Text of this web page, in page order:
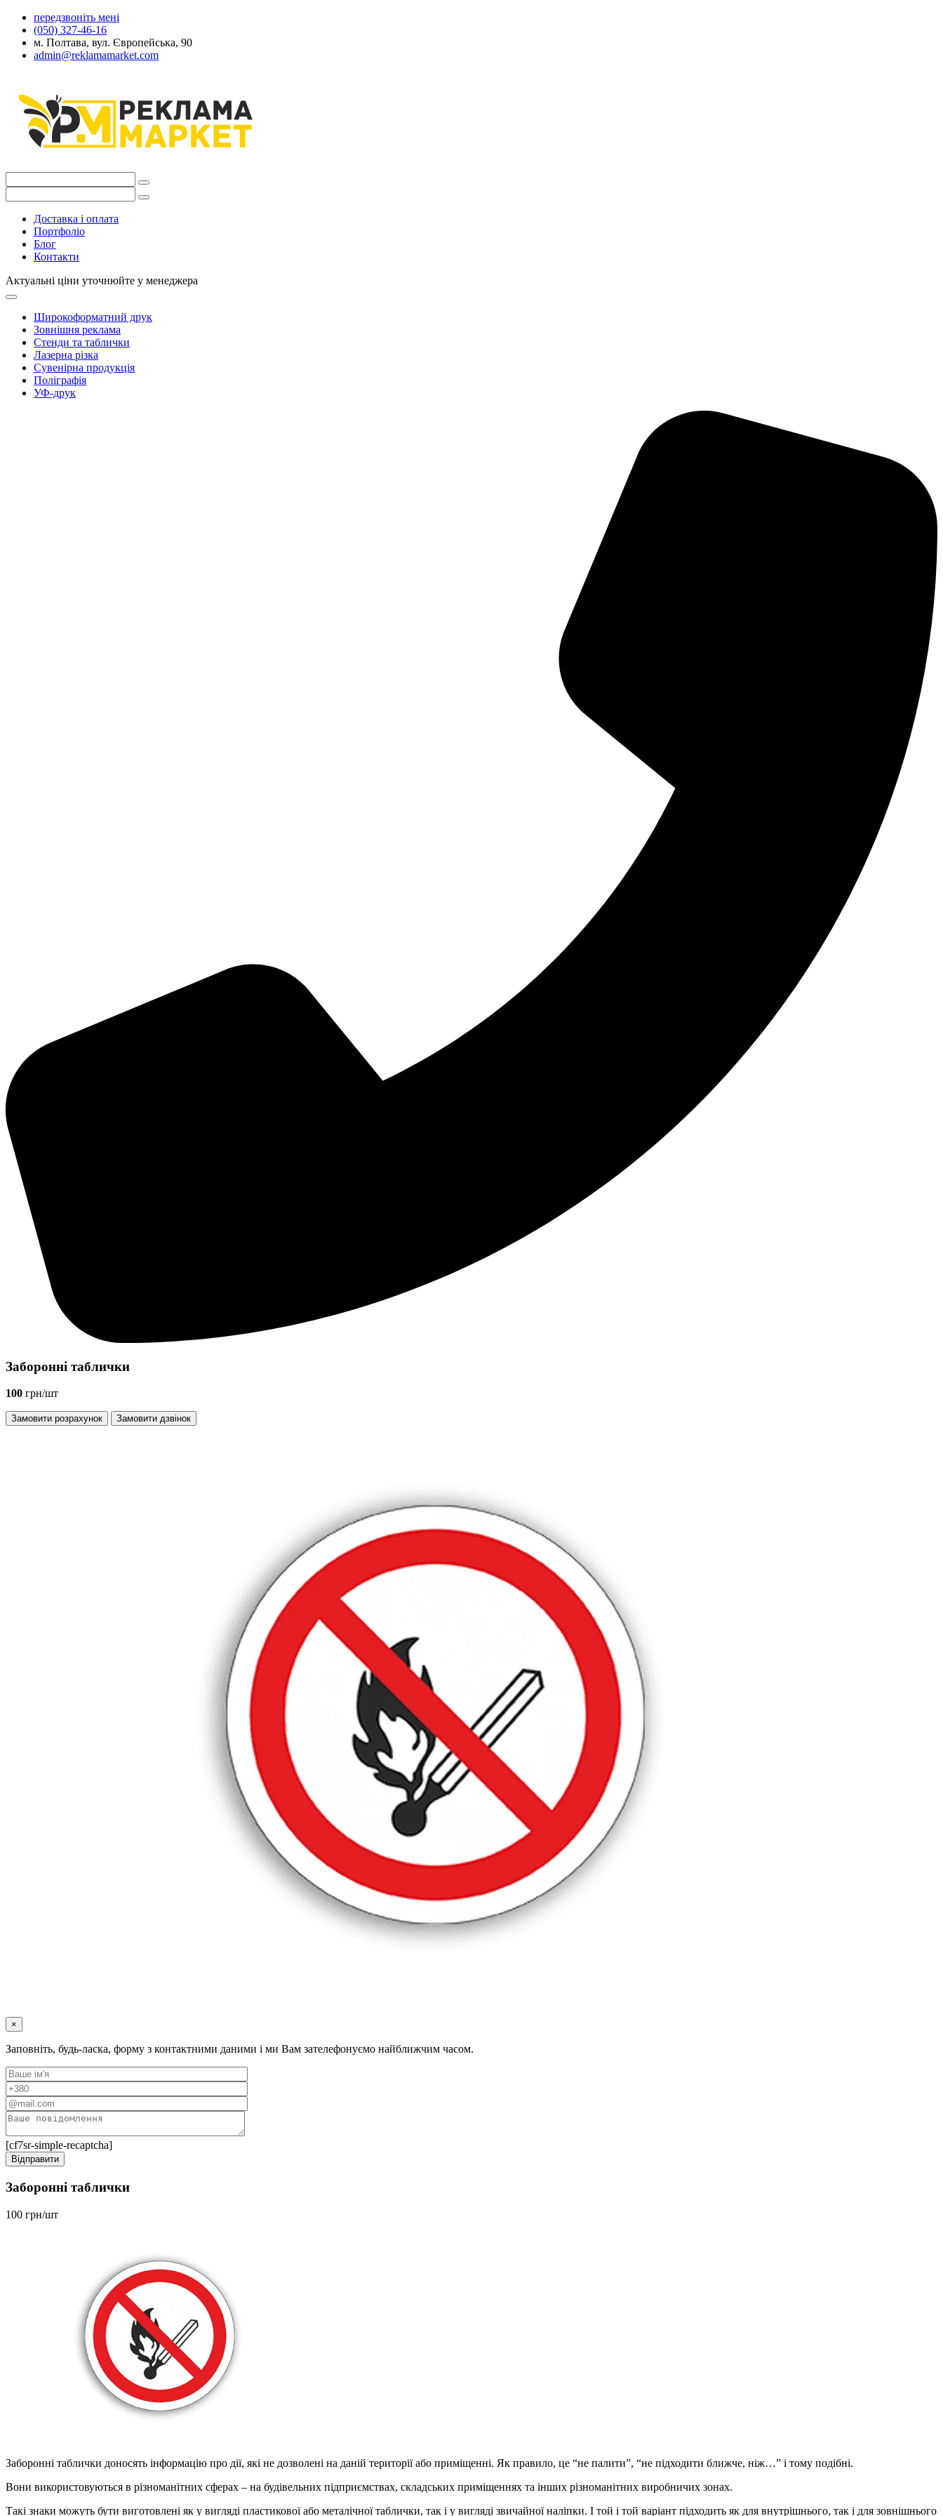
передзвоніть мені
(050) 327-46-16
м. Полтава, вул. Європейська, 90
admin@reklamamarket.com
Доставка і оплата
Портфоліо
Блог
Контакти
Актуальні ціни уточнюйте у менеджера
Широкоформатний друк
Зовнішня реклама
Стенди та таблички
Лазерна різка
Сувенірна продукція
Поліграфія
УФ-друк
Заборонні таблички
100 грн/шт
Замовити розрахунок Замовити дзвінок
×
Заповніть, будь-ласка, форму з контактними даними і ми Вам зателефонуємо найближчим часом.
[cf7sr-simple-recaptcha]
Заборонні таблички
100 грн/шт
Заборонні таблички доносять інформацію про дії, які не дозволені на даній території або приміщенні. Як правило, це “не палити”, “не підходити ближче, ніж…” і тому подібні.
Вони використовуються в різноманітних сферах – на будівельних підприємствах, складських приміщеннях та інших різноманітних виробничих зонах.
Такі знаки можуть бути виготовлені як у вигляді пластикової або металічної таблички, так і у вигляді звичайної наліпки. І той і той варіант підходить як для внутрішнього, так і для зовнішнього